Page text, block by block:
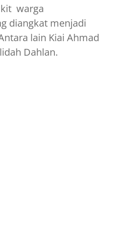
warga
diangkat menjadi
lain Kiai Ahmad
Dahlan.